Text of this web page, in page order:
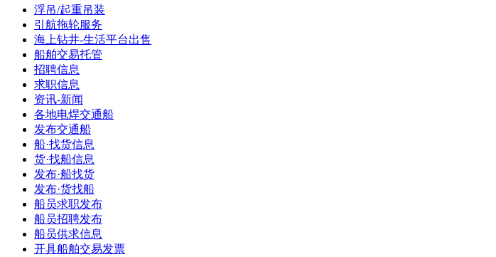
浮吊/起重吊装
引航拖轮服务
海上钻井-生活平台出售
船舶交易托管
招聘信息
求职信息
资讯-新闻
各地电焊交通船
发布交通船
船·找货信息
货·找船信息
发布·船找货
发布·货找船
船员求职发布
船员招聘发布
船员供求信息
开具船舶交易发票